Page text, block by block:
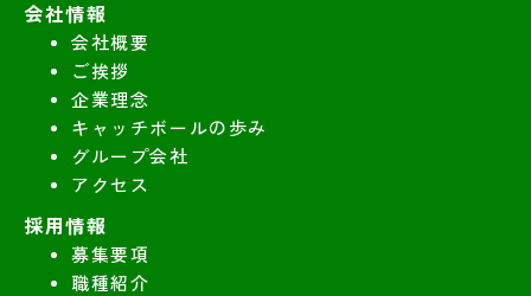
会社情報
会社概要
ご挨拶
企業理念
キャッチボールの歩み
グループ会社
アクセス
採用情報
募集要項
職種紹介